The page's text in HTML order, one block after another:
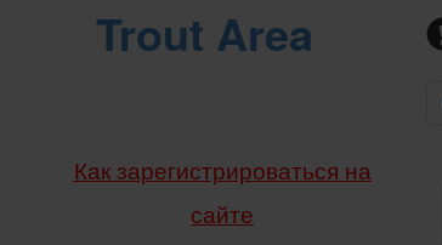
Trout Area
Как зарегистрироваться на
сайте